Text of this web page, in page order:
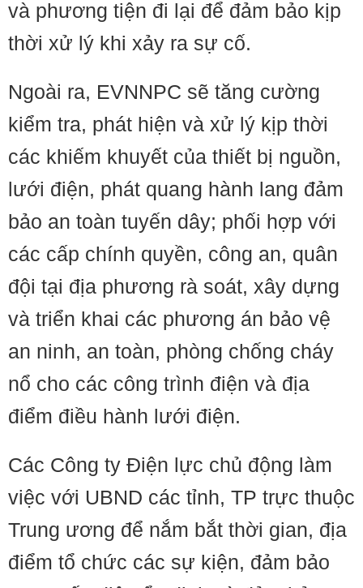
và phương tiện đi lại để đảm bảo kịp
thời xử lý khi xảy ra sự cố.
Ngoài ra, EVNNPC sẽ tăng cường
kiểm tra, phát hiện và xử lý kịp thời
các khiếm khuyết của thiết bị nguồn,
lưới điện, phát quang hành lang đảm
bảo an toàn tuyến dây; phối hợp với
các cấp chính quyền, công an, quân
đội tại địa phương rà soát, xây dựng
và triển khai các phương án bảo vệ
an ninh, an toàn, phòng chống cháy
nổ cho các công trình điện và địa
điểm điều hành lưới điện.
Các Công ty Điện lực chủ động làm
việc với UBND các tỉnh, TP trực thuộc
Trung ương để nắm bắt thời gian, địa
điểm tổ chức các sự kiện, đảm bảo